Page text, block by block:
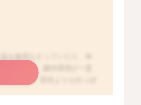
んですと、腸内環境が一度
ますよ。普段よりも白っぽ